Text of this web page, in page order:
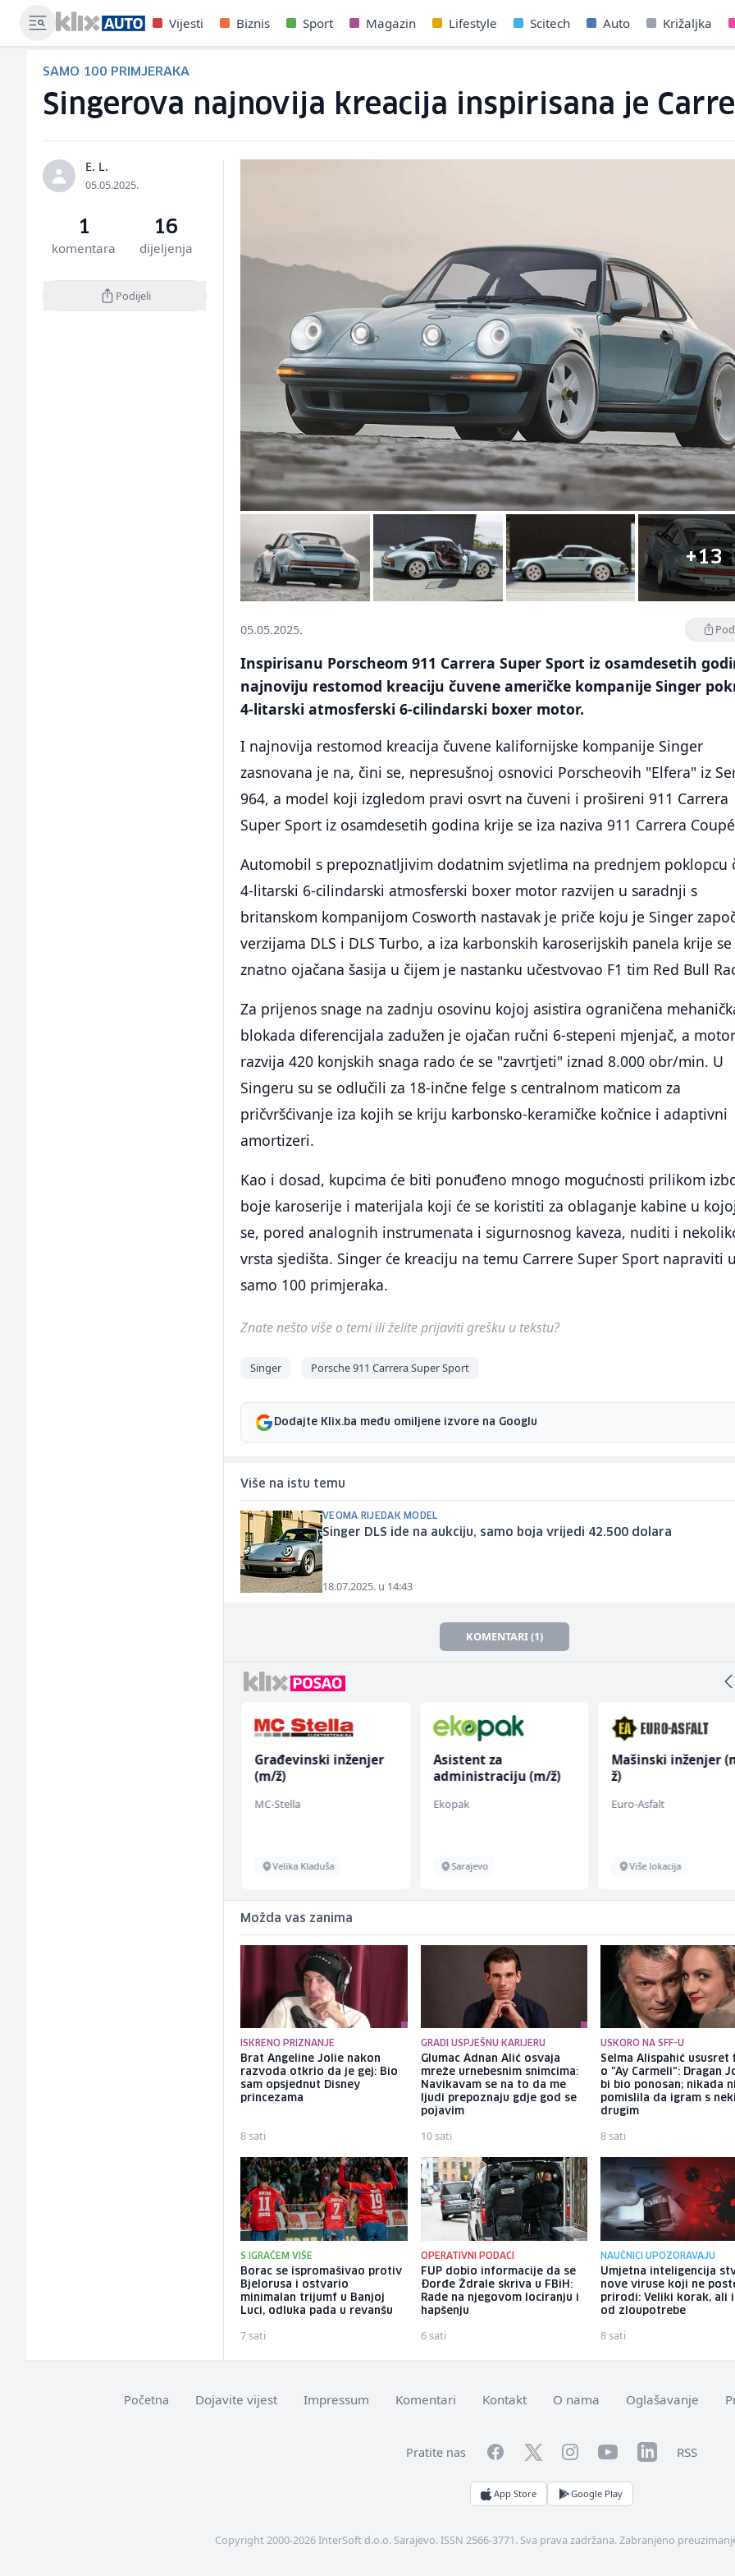
Vijesti Biznis Sport Magazin Lifestyle Scitech Auto Križaljka
SAMO 100 PRIMJERAKA
Singerova najnovija kreacija inspirisana je
E. L.
05.05.2025.
1
komentara
16
dijeljenja
Podijeli
+13
05.05.2025.
Inspirisanu Porscheom 911 Carrera Super Sport iz osamdesetih
najnoviju restomod kreaciju čuvene američke kompanije Singer
4-litarski atmosferski 6-cilindarski boxer motor.
I najnovija restomod kreacija čuvene kalifornijske kompanije Singer
zasnovana je na, čini se, nepresušnoj osnovici Porscheovih "Elfera" iz
964, a model koji izgledom pravi osvrt na čuveni i prošireni 911 Carrera
Super Sport iz osamdesetih godina krije se iza naziva 911 Carrera
Automobil s prepoznatljivim dodatnim svjetlima na prednjem poklopcu
4-litarski 6-cilindarski atmosferski boxer motor razvijen u saradnji s
britanskom kompanijom Cosworth nastavak je priče koju je Singer
verzijama DLS i DLS Turbo, a iza karbonskih karoserijskih panela krije se
znatno ojačana šasija u čijem je nastanku učestvovao F1 tim Red Bull
Za prijenos snage na zadnju osovinu kojoj asistira ograničena
blokada diferencijala zadužen je ojačan ručni 6-stepeni mjenjač, a
razvija 420 konjskih snaga rado će se "zavrtjeti" iznad 8.000 obr/min. U
Singeru su se odlučili za 18-inčne felge s centralnom maticom za
pričvršćivanje iza kojih se kriju karbonsko-keramičke kočnice i adaptivni
amortizeri.
Kao i dosad, kupcima će biti ponuđeno mnogo mogućnosti prilikom
boje karoserije i materijala koji će se koristiti za oblaganje kabine u
se, pored analognih instrumenata i sigurnosnog kaveza, nuditi i
vrsta sjedišta. Singer će kreaciju na temu Carrere Super Sport napraviti u
samo 100 primjeraka.
Znate nešto više o temi ili želite prijaviti grešku u tekstu?
Singer Porsche 911 Carrera Super Sport
Dodajte Klix.ba među omiljene izvore na Googlu
Više na istu temu
VEOMA RIJEDAK MODEL
Singer DLS ide na aukciju, samo boja vrijedi 42.500 dolara
18.07.2025. u 14:43
KOMENTARI (1)
Građevinski inženjer
(m/ž)
MC-Stella
Velika Kladuša
Asistent za
administraciju (m/ž)
Ekopak
Sarajevo
Mašinski inženjer
ž)
Euro-Asfalt
Više lokacija
Možda vas zanima
ISKRENO PRIZNANJE
Brat Angeline Jolie nakon
razvoda otkrio da je gej: Bio
sam opsjednut Disney
princezama
8 sati
GRADI USPJEŠNU KARIJERU
Glumac Adnan Alić osvaja
mreže urnebesnim snimcima:
Navikavam se na to da me
ljudi prepoznaju gdje god se
pojavim
10 sati
USKORO NA SFF-U
Selma Alispahić ususret
o "Ay Carmeli": Dragan
bi bio ponosan; nikada
pomislila da igram s
drugim
8 sati
S IGRAČEM VIŠE
Borac se ispromašivao protiv
Bjelorusa i ostvario
minimalan trijumf u Banjoj
Luci, odluka pada u revanšu
7 sati
OPERATIVNI PODACI
FUP dobio informacije da se
Đorđe Ždrale skriva u FBiH:
Rade na njegovom lociranju i
hapšenju
6 sati
NAUČNICI UPOZORAVAJU
Umjetna inteligencija
nove viruse koji ne
prirodi: Veliki korak, ali
od zloupotrebe
8 sati
Početna Dojavite vijest Impressum Komentari Kontakt O nama Oglašavanje
Pratite nas FacebookTwitterInstagramYouTubeLinkedInRSS
App Store Google Play
Copyright 2000-2026 InterSoft d.o.o. Sarajevo. ISSN 2566-3771. Sva prava zadržana. Zabranjeno